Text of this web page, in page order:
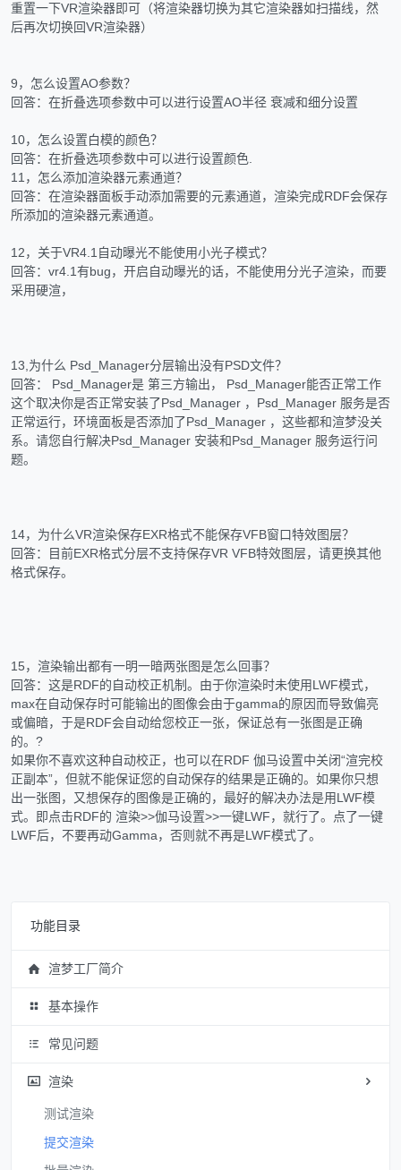
重置一下VR渲染器即可（将渲染器切换为其它渲染器如扫描线，然
后再次切换回VR渲染器）
9，怎么设置AO参数？
回答：在折叠选项参数中可以进行设置AO半径 衰减和细分设置
10，怎么设置白模的颜色？
回答：在折叠选项参数中可以进行设置颜色.
11，怎么添加渲染器元素通道？
回答：在渲染器面板手动添加需要的元素通道，渲染完成RDF会保存
所添加的渲染器元素通道。
12，关于VR4.1自动曝光不能使用小光子模式？
回答：vr4.1有bug，开启自动曝光的话，不能使用分光子渲染，而要
采用硬渲，
13,为什么 Psd_Manager分层输出没有PSD文件？
回答： Psd_Manager是 第三方输出， Psd_Manager能否正常工作
这个取决你是否正常安装了Psd_Manager ，Psd_Manager 服务是否
正常运行，环境面板是否添加了Psd_Manager ，这些都和渲梦没关
系。请您自行解决Psd_Manager 安装和Psd_Manager 服务运行问
题。
14，为什么VR渲染保存EXR格式不能保存VFB窗口特效图层？
回答：目前EXR格式分层不支持保存VR VFB特效图层，请更换其他
格式保存。
15，渲染输出都有一明一暗两张图是怎么回事？
回答：这是RDF的自动校正机制。由于你渲染时未使用LWF模式，
max在自动保存时可能输出的图像会由于gamma的原因而导致偏亮
或偏暗，于是RDF会自动给您校正一张，保证总有一张图是正确
的。?
如果你不喜欢这种自动校正，也可以在RDF 伽马设置中关闭“渲完校
正副本”，但就不能保证您的自动保存的结果是正确的。如果你只想
出一张图，又想保存的图像是正确的，最好的解决办法是用LWF模
式。即点击RDF的 渲染>>伽马设置>>一键LWF，就行了。点了一键
LWF后，不要再动Gamma，否则就不再是LWF模式了。
功能目录
渲梦工厂简介
基本操作
常见问题
渲染
测试渲染
提交渲染